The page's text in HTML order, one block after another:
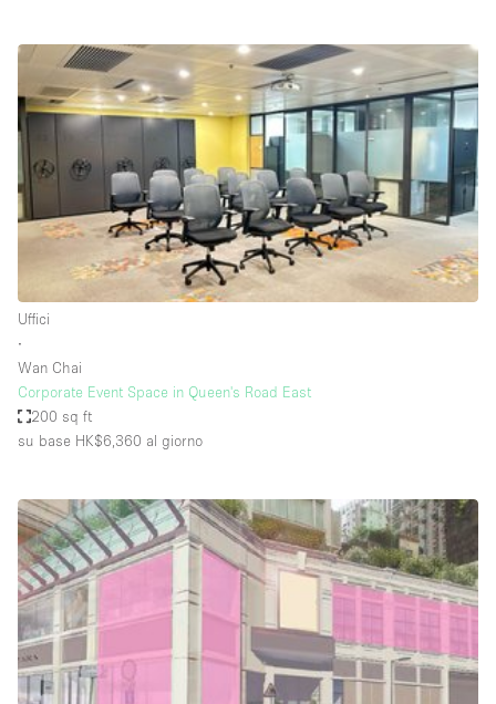
Dotazioni dello spazio
Accesso per disabili
Animals Friendly
Aria condizionata
Arredamento
Attrezzature da ufficio
Bagni
Bagno
Bar
Camere Multiple
Camerini di prova
Concierge
Cucina
Uffici
∙
Wan Chai
Corporate Event Space in Queen's Road East
200 sq ft
su base HK$6,360 al giorno